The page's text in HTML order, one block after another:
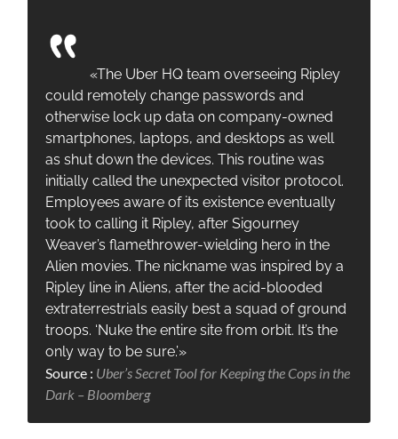
«The Uber HQ team overseeing Ripley
could remotely change passwords and
otherwise lock up data on company-owned
smartphones, laptops, and desktops as well
as shut down the devices. This routine was
initially called the unexpected visitor protocol.
Employees aware of its existence eventually
took to calling it Ripley, after Sigourney
Weaver’s flamethrower-wielding hero in the
Alien movies. The nickname was inspired by a
Ripley line in Aliens, after the acid-blooded
extraterrestrials easily best a squad of ground
troops. ‘Nuke the entire site from orbit. It’s the
only way to be sure.’»
Source : Uber’s Secret Tool for Keeping the Cops in the
Dark – Bloomberg